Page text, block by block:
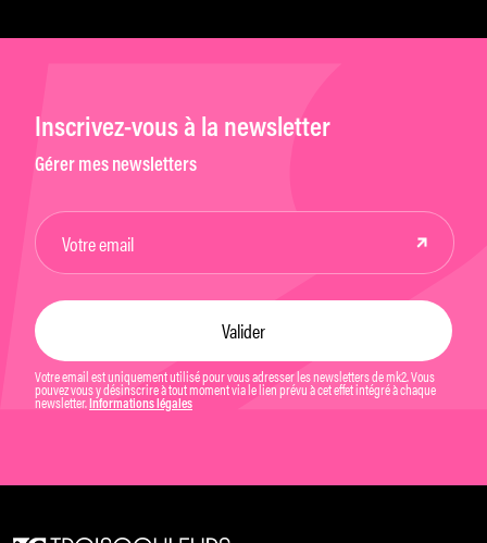
Inscrivez-vous à la newsletter
Gérer mes newsletters
Votre email est uniquement utilisé pour vous adresser les newsletters de mk2. Vous
pouvez vous y désinscrire à tout moment via le lien prévu à cet effet intégré à chaque
newsletter. Informations légales